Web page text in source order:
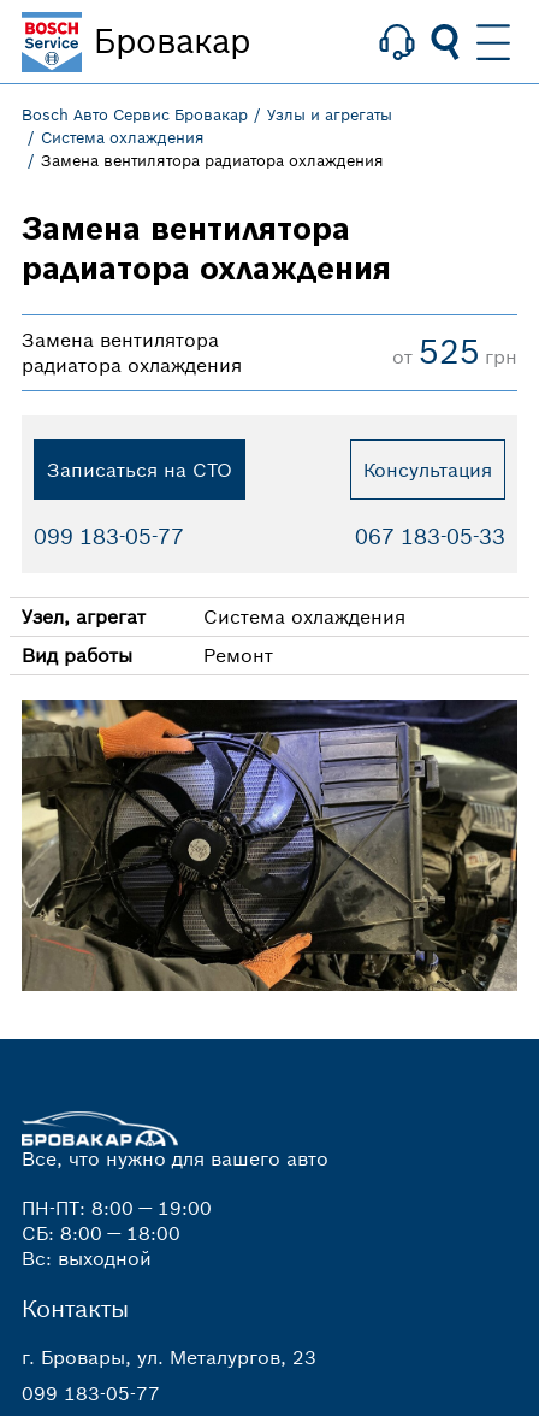
Bosch Авто Сервис Бровакар
Узлы и агрегаты
Система охлаждения
Замена вентилятора радиатора охлаждения
Замена вентилятора
радиатора охлаждения
Замена вентилятора
радиатора охлаждения
от 525 грн
Записаться на СТО Консультация
099 183-05-77 067 183-05-33
Узел, агрегат
Система охлаждения
Вид работы
Ремонт
Все, что нужно для вашего авто
ПН-ПТ: 8:00 — 19:00
СБ: 8:00 — 18:00
Вс: выходной
Контакты
г. Бровары, ул. Металургов, 23
099 183-05-77
Бровакар